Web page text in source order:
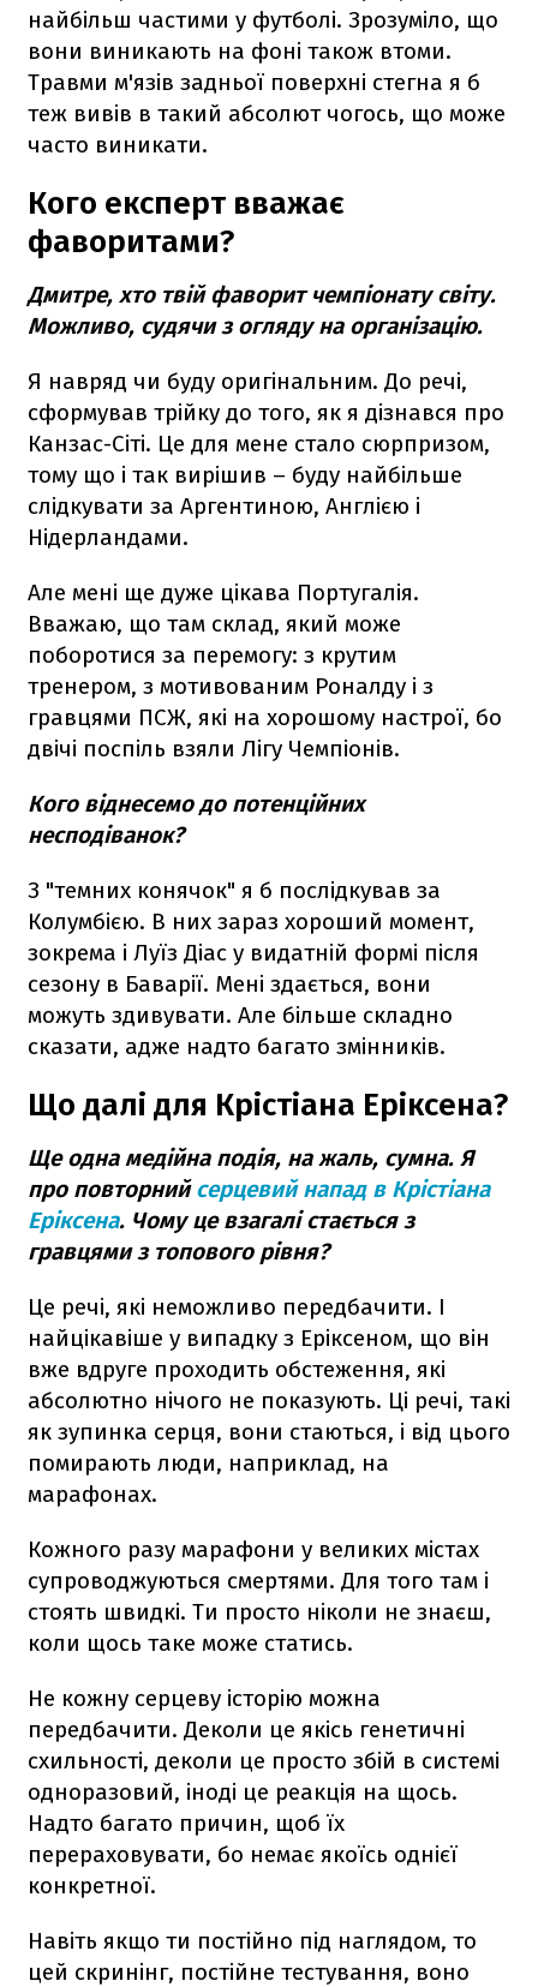
найбільш частими у футболі. Зрозуміло, що
вони виникають на фоні також втоми.
Травми м'язів задньої поверхні стегна я б
теж вивів в такий абсолют чогось, що може
часто виникати.
Кого експерт вважає
фаворитами?
Дмитре, хто твій фаворит чемпіонату світу.
Можливо, судячи з огляду на організацію.
Я навряд чи буду оригінальним. До речі,
сформував трійку до того, як я дізнався про
Канзас-Сіті. Це для мене стало сюрпризом,
тому що і так вирішив – буду найбільше
слідкувати за Аргентиною, Англією і
Нідерландами.
Але мені ще дуже цікава Португалія.
Вважаю, що там склад, який може
поборотися за перемогу: з крутим
тренером, з мотивованим Роналду і з
гравцями ПСЖ, які на хорошому настрої, бо
двічі поспіль взяли Лігу Чемпіонів.
Кого віднесемо до потенційних
несподіванок?
З "темних конячок" я б послідкував за
Колумбією. В них зараз хороший момент,
зокрема і Луїз Діас у видатній формі після
сезону в Баварії. Мені здається, вони
можуть здивувати. Але більше складно
сказати, адже надто багато змінників.
Що далі для Крістіана Еріксена?
Ще одна медійна подія, на жаль, сумна. Я
про повторнийсерцевий напад в Крістіана
Еріксена. Чому це взагалі стається з
гравцями з топового рівня?
Це речі, які неможливо передбачити. І
найцікавіше у випадку з Еріксеном, що він
вже вдруге проходить обстеження, які
абсолютно нічого не показують. Ці речі, такі
як зупинка серця, вони стаються, і від цього
помирають люди, наприклад, на
марафонах.
Кожного разу марафони у великих містах
супроводжуються смертями. Для того там і
стоять швидкі. Ти просто ніколи не знаєш,
коли щось таке може статись.
Не кожну серцеву історію можна
передбачити. Деколи це якісь генетичні
схильності, деколи це просто збій в системі
одноразовий, іноді це реакція на щось.
Надто багато причин, щоб їх
перераховувати, бо немає якоїсь однієї
конкретної.
Навіть якщо ти постійно під наглядом, то
цей скринінг, постійне тестування, воно